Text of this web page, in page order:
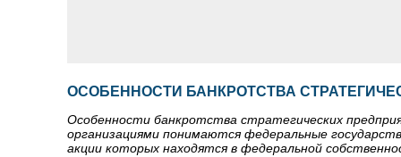
ОСОБЕННОСТИ БАНКРОТСТВА
Особенности банкротства стратегических
организациями понимаются федеральные
акции которых находятся в федеральной